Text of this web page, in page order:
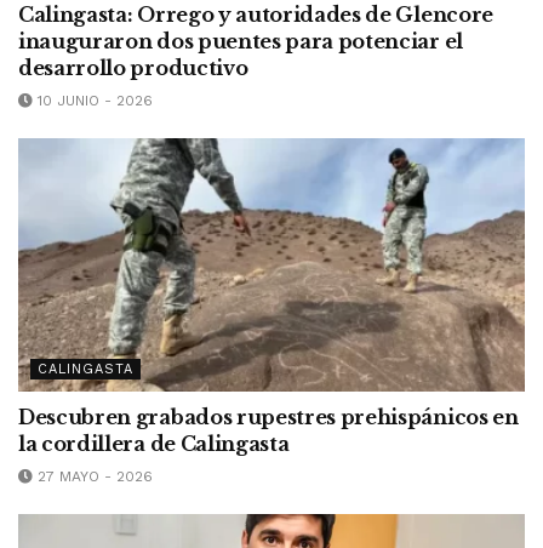
Calingasta: Orrego y autoridades de Glencore
inauguraron dos puentes para potenciar el
desarrollo productivo
10 JUNIO - 2026
CALINGASTA
Descubren grabados rupestres prehispánicos en
la cordillera de Calingasta
27 MAYO - 2026